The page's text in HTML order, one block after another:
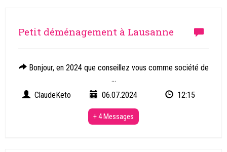
Petit déménagement à Lausanne
Bonjour, en 2024 que conseillez vous comme société de
...
ClaudeKeto
06.07.2024 12:15
+ 4 Messages